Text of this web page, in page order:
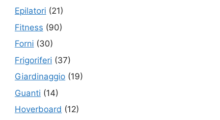
Epilatori (21)
Fitness (90)
Forni (30)
Frigoriferi (37)
Giardinaggio (19)
Guanti (14)
Hoverboard (12)